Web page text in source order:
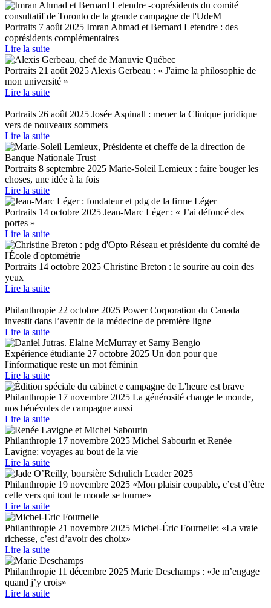
Portraits 7 août 2025 Imran Ahmad et Bernard Letendre : des
coprésidents complémentaires
Lire la suite
Portraits 21 août 2025 Alexis Gerbeau : « J'aime la philosophie de
mon université »
Lire la suite
Portraits 26 août 2025 Josée Aspinall : mener la Clinique juridique
vers de nouveaux sommets
Lire la suite
Portraits 8 septembre 2025 Marie-Soleil Lemieux : faire bouger les
choses, une idée à la fois
Lire la suite
Portraits 14 octobre 2025 Jean-Marc Léger : « J’ai défoncé des
portes »
Lire la suite
Portraits 14 octobre 2025 Christine Breton : le sourire au coin des
yeux
Lire la suite
Philanthropie 22 octobre 2025 Power Corporation du Canada
investit dans l’avenir de la médecine de première ligne
Lire la suite
Expérience étudiante 27 octobre 2025 Un don pour que
l'informatique reste un mot féminin
Lire la suite
Philanthropie 17 novembre 2025 La générosité change le monde,
nos bénévoles de campagne aussi
Lire la suite
Philanthropie 17 novembre 2025 Michel Sabourin et Renée
Lavigne: voyages au bout de la vie
Lire la suite
Philanthropie 19 novembre 2025 «Mon plaisir coupable, c’est d’être
celle vers qui tout le monde se tourne»
Lire la suite
Philanthropie 21 novembre 2025 Michel-Éric Fournelle: «La vraie
richesse, c’est d’avoir des choix»
Lire la suite
Philanthropie 11 décembre 2025 Marie Deschamps : «Je m’engage
quand j’y crois»
Lire la suite